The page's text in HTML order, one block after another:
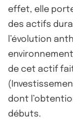
effet, elle
des actifs
l’évolution
de cet actif
dont
débuts.